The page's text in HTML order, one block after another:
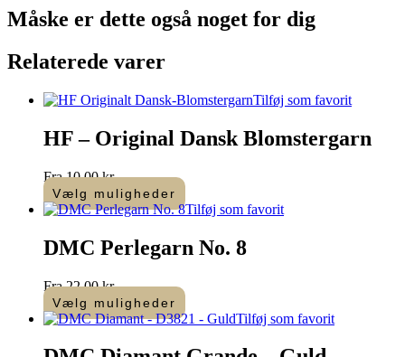
-
Måske er dette også noget for dig
Relaterede varer
Tilføj som favorit
HF – Original Dansk Blomstergarn
Fra10,00kr.
Vælg muligheder
Dette
har
flere
Mulighederne
kan
vælges
Tilføj som favorit
DMC Perlegarn No. 8
Fra22,00kr.
Vælg muligheder
Dette
har
Tilføj som favorit